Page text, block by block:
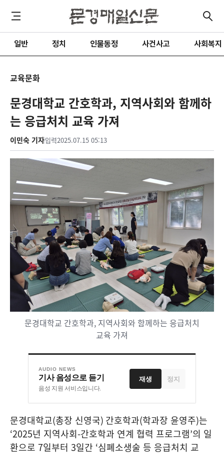
일반 정치 인물동정 사건사고 사회복지
교육문화
문경대학교 간호학과, 지역사회와 함께하
는 응급처치 교육 가져
이민숙 기자입력2025.07.15 05:13
문경대학교 간호학과, 지역사회와 함께하는 응급처치
교육 가져
AUDIO NEWS
기사 음성으로 듣기
음성 지원 서비스입니다.
재생 정지
문경대학교(총장 신영국) 간호학과(학과장 윤영주)는
‘2025년 지역사회-간호학과 연계 협력 프로그램’의 일
환으로 7일부터 3일간 ‘심폐소생술 등 응급처치 교